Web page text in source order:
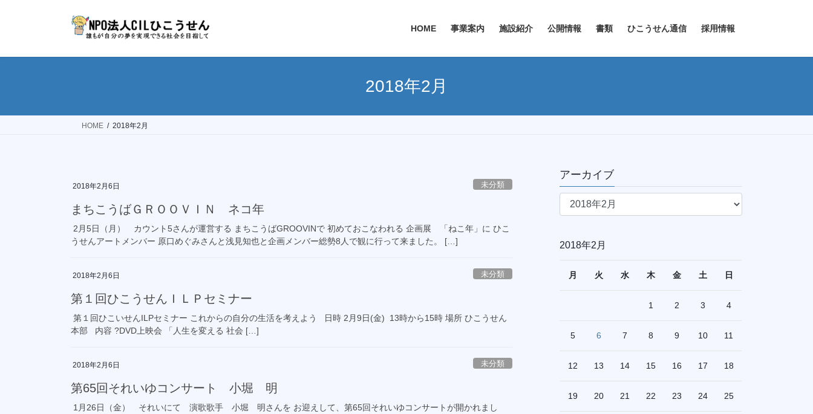
HOME 事業案内 施設紹介 公開情報 書類 ひこうせん通信 採用情報
2018年2月
HOME 2018年2月
2018年2月6日 未分類
まちこうばＧＲＯＯＶＩＮ ネコ年
2月5日（月） カウント5さんが運営する まちこうばGROOVINで 初めておこなわれる 企画展 「ねこ年」に ひこ
うせんアートメンバー 原口めぐみさんと浅見知也と企画メンバー総勢8人で観に行って来ました。 […]
2018年2月6日 未分類
第１回ひこうせんＩＬＰセミナー
第１回ひこいせんILPセミナー これからの自分の生活を考えよう 日時 2月9日(金) 13時から15時 場所 ひこうせん
本部 内容 ?DVD上映会 「人生を変える 社会 […]
2018年2月6日 未分類
第65回それいゆコンサート 小堀 明
1月26日（金） それいにて 演歌歌手 小堀 明さんを お迎えして、第65回それいゆコンサートが開かれまし
アーカイブ
ア
ブ
2018年2月
月 火 水 木 金 土 日
1 2 3 4
5 6 7 8 9 10 11
12 13 14 15 16 17 18
19 20 21 22 23 24 25